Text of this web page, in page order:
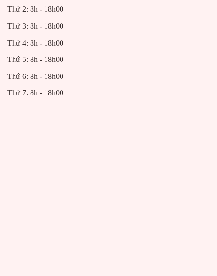
Thứ 2: 8h - 18h00
Thứ 3: 8h - 18h00
Thứ 4: 8h - 18h00
Thứ 5: 8h - 18h00
Thứ 6: 8h - 18h00
Thứ 7: 8h - 18h00